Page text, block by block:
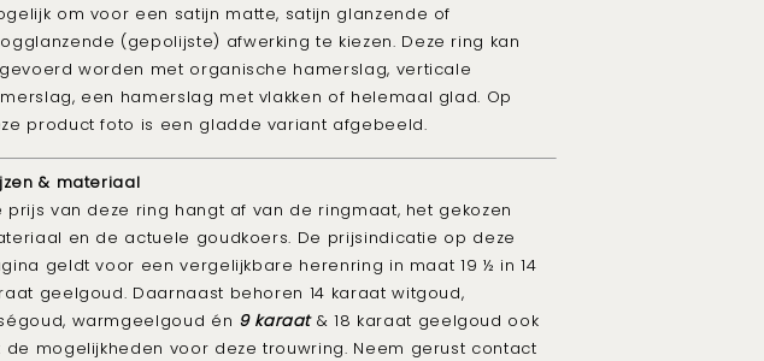
om voor een satijn matte, satijn glanzende of
(gepolijste) afwerking te kiezen. Deze ring kan
worden met organische hamerslag, verticale
een hamerslag met vlakken of helemaal glad. Op
product foto is een gladde variant afgebeeld.
& materiaal
prijs van deze ring hangt af van de ringmaat, het gekozen
en de actuele goudkoers. De prijsindicatie op deze
geldt voor een vergelijkbare herenring in maat 19 ½ in 14
geelgoud. Daarnaast behoren 14 karaat witgoud,
warmgeelgoud én 9 karaat& 18 karaat geelgoud ook
de mogelijkheden voor deze trouwring. Neem gerust contact